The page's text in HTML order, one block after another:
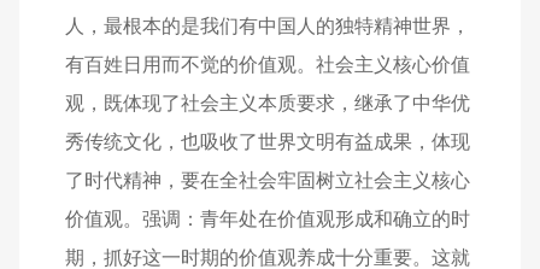
人，最根本的是我们有中国人的独特精神世界，
有百姓日用而不觉的价值观。社会主义核心价值
观，既体现了社会主义本质要求，继承了中华优
秀传统文化，也吸收了世界文明有益成果，体现
了时代精神，要在全社会牢固树立社会主义核心
价值观。强调：青年处在价值观形成和确立的时
期，抓好这一时期的价值观养成十分重要。这就